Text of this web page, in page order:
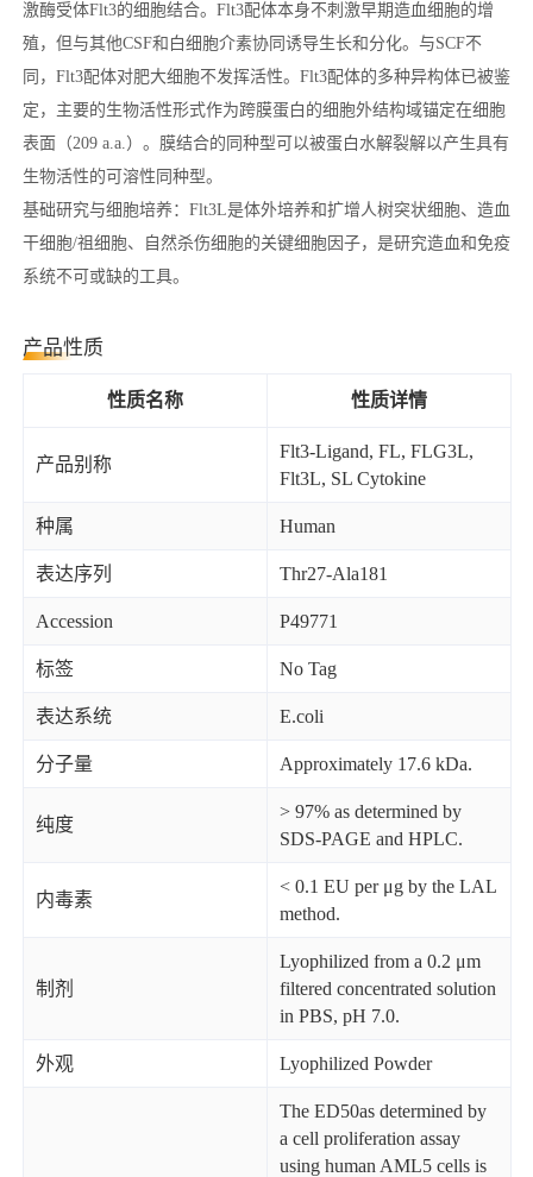
激酶受体Flt3的细胞结合。Flt3配体本身不刺激早期造血细胞的增
殖，但与其他CSF和白细胞介素协同诱导生长和分化。与SCF不
同，Flt3配体对肥大细胞不发挥活性。Flt3配体的多种异构体已被鉴
定，主要的生物活性形式作为跨膜蛋白的细胞外结构域锚定在细胞
表面（209 a.a.）。膜结合的同种型可以被蛋白水解裂解以产生具有
生物活性的可溶性同种型。
基础研究与细胞培养：Flt3L是体外培养和扩增人树突状细胞、造血
干细胞/祖细胞、自然杀伤细胞的关键细胞因子，是研究造血和免疫
系统不可或缺的工具。
产品性质
性质名称 性质详情
产品别称
Flt3-Ligand, FL, FLG3L,
Flt3L, SL Cytokine
种属 Human
表达序列 Thr27-Ala181
Accession P49771
标签 No Tag
表达系统 E.coli
分子量 Approximately 17.6 kDa.
纯度
> 97% as determined by
SDS-PAGE and HPLC.
内毒素
< 0.1 EU per μg by the LAL
method.
制剂
Lyophilized from a 0.2 μm
filtered concentrated solution
in PBS, pH 7.0.
外观 Lyophilized Powder
The ED50as determined by
a cell proliferation assay
using human AML5 cells is